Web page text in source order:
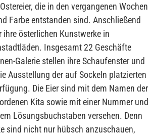
die in den vergangenen Wochen
Farbe entstanden sind. Anschließend
ihre österlichen Kunstwerke in
Insgesamt 22 Geschäfte
Galerie stellen ihre Schaufenster und
Ausstellung der auf Sockeln platzierten
Die Eier sind mit dem Namen der
Kita sowie mit einer Nummer und
Lösungsbuchstaben versehen. Denn
sind nicht nur hübsch anzuschauen,